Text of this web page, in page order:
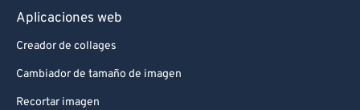
Aplicaciones web
Creador de collages
Cambiador de tamaño de imagen
Recortar imagen